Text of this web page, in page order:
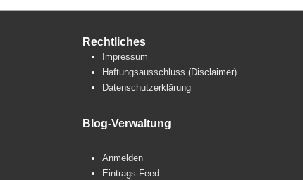
Rechtliches
Impressum
Haftungsausschluss (Disclaimer)
Datenschutzerklärung
Blog-Verwaltung
Anmelden
Eintrags-Feed